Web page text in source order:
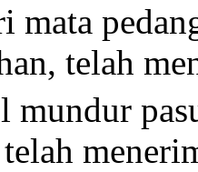
mata
telah
mundur